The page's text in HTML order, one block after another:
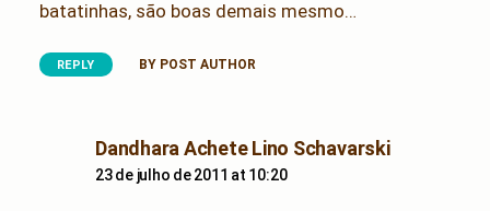
batatinhas, são boas demais mesmo…
REPLY BY POST AUTHOR
Dandhara Achete Lino Schavarskisays:
23 de julho de 2011 at 10:20